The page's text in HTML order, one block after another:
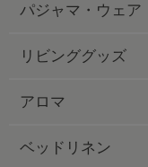
パジャマ・ウェア
リビンググッズ
アロマ
ベッドリネン